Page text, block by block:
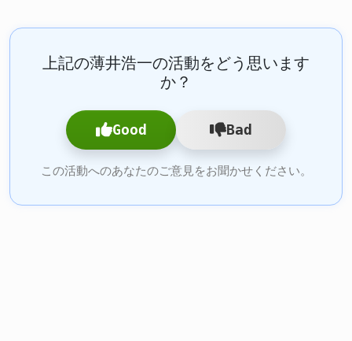
上記の薄井浩一の活動をどう思います
か？
Good Bad
この活動へのあなたのご意見をお聞かせください。